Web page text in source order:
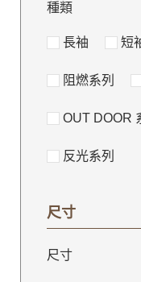
種類
長袖 短
阻燃系列
OUT DOOR
反光系列
尺寸
尺寸